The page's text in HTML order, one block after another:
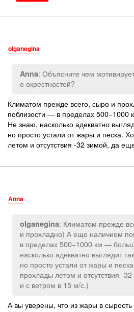
olganegina
Anna: Объясните чем
о окрестностей?
Климатом прежде всего, сыро и
поблизости — в пределах 500−1000
Не знаю, насколько адекватно
но просто устали от жары и песка.
летом и отсутствия -32 зимой, да
Anna
olganegina: Климатом прежде
и прохладно) А еще наличием
в пределах 500−1000 км —
насколько адекватно выглядит
но просто устали от жары и
прохлады летом и отсутствия -
и с ветром в 15 м/с.)
А вы уверены, что из жары в